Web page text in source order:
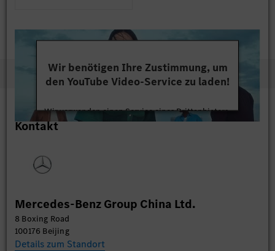
Wir benötigen Ihre Zustimmung, um
den YouTube Video-Service zu laden!
Wir verwenden einen Service eines Drittanbieters,
um Videoinhalte einzubetten. Dieser Service kann
Kontakt
Mercedes-Benz Group China Ltd.
8 Boxing Road
100176 Beijing
Details zum Standort